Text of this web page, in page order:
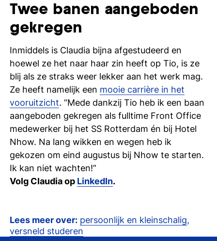
Twee banen aangeboden
gekregen
Inmiddels is Claudia bijna afgestudeerd en
hoewel ze het naar haar zin heeft op Tio, is ze
blij als ze straks weer lekker aan het werk mag.
Ze heeft namelijk een mooie carrière in het
vooruitzicht. “Mede dankzij Tio heb ik een baan
aangeboden gekregen als fulltime Front Office
medewerker bij het SS Rotterdam én bij Hotel
Nhow. Na lang wikken en wegen heb ik
gekozen om eind augustus bij Nhow te starten.
Ik kan niet wachten!”
Volg Claudia op LinkedIn.
Lees meer over: persoonlijk en kleinschalig,
versneld studeren